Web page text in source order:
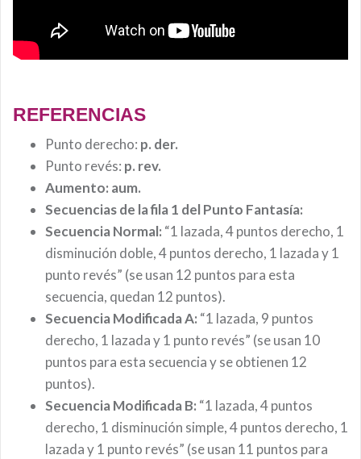
REFERENCIAS
Punto derecho: p. der.
Punto revés: p. rev.
Aumento: aum.
Secuencias de la fila 1 del Punto Fantasía:
Secuencia Normal: “1 lazada, 4 puntos derecho, 1
disminución doble, 4 puntos derecho, 1 lazada y 1
punto revés” (se usan 12 puntos para esta
secuencia, quedan 12 puntos).
Secuencia Modificada A: “1 lazada, 9 puntos
derecho, 1 lazada y 1 punto revés” (se usan 10
puntos para esta secuencia y se obtienen 12
puntos).
Secuencia Modificada B: “1 lazada, 4 puntos
derecho, 1 disminución simple, 4 puntos derecho, 1
lazada y 1 punto revés” (se usan 11 puntos para